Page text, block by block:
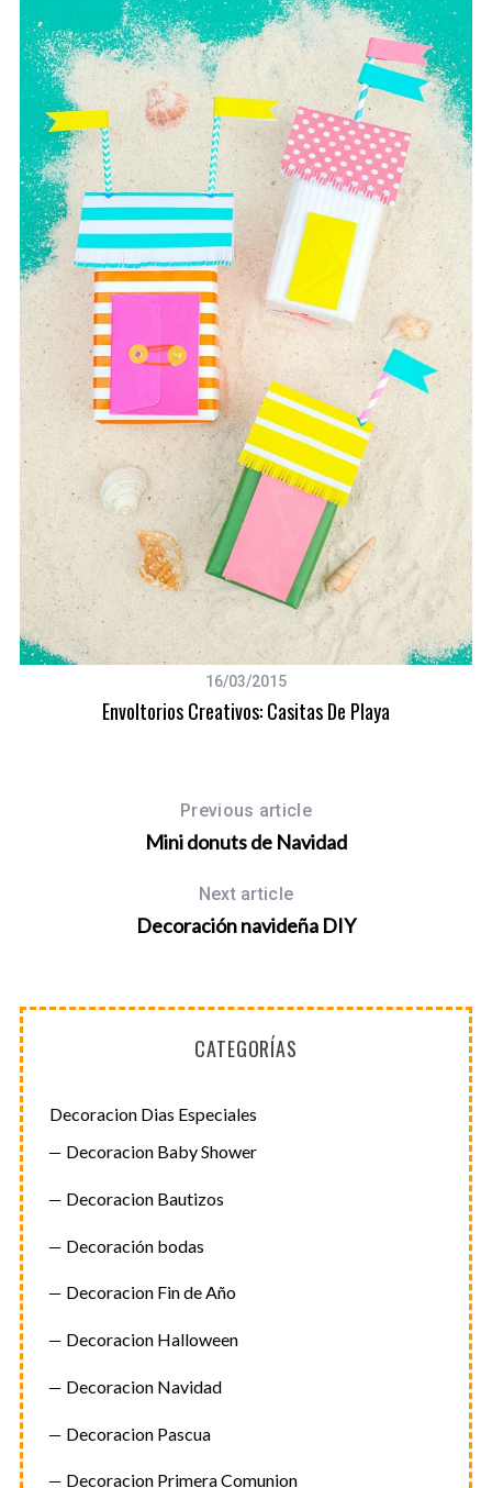
16/03/2015
Envoltorios Creativos: Casitas De Playa
Previous article
Mini donuts de Navidad
Next article
Decoración navideña DIY
CATEGORÍAS
Decoracion Dias Especiales
Decoracion Baby Shower
Decoracion Bautizos
Decoración bodas
Decoracion Fin de Año
Decoracion Halloween
Decoracion Navidad
Decoracion Pascua
Decoracion Primera Comunion
r
o
: